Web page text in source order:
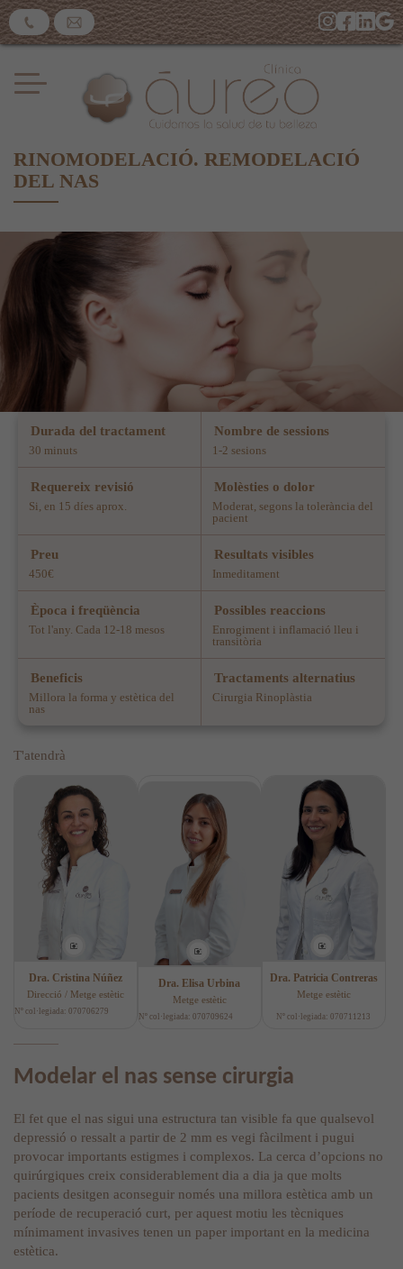
RINOMODELACIÓ. REMODELACIÓ
DEL NAS
Durada del tractament
30 minuts
Nombre de sessions
1-2 sesions
Requereix revisió
Si, en 15 díes aprox.
Molèsties o dolor
Moderat, segons la tolerància del
pacient
Preu
450€
Resultats visibles
Inmeditament
Època i freqüència
Tot l'any. Cada 12-18 mesos
Possibles reaccions
Enrogiment i inflamació lleu i
transitòria
Beneficis
Millora la forma y estètica del
nas
Tractaments alternatius
Cirurgia Rinoplàstia
T'atendrà
Dra. Cristina Núñez
Direcció / Metge estètic
Nº col·legiada: 070706279
Dra. Elisa Urbina
Metge estètic
Nº col·legiada: 070709624
Dra. Patricia Contreras
Metge estètic
Nº col·legiada: 070711213
Modelar el nas sense cirurgia
El fet que el nas sigui una estructura tan visible fa que qualsevol
depressió o ressalt a partir de 2 mm es vegi fàcilment i pugui
provocar importants estigmes i complexos. La cerca d’opcions no
quirúrgiques creix considerablement dia a dia ja que molts
pacients desitgen aconseguir només una millora estètica amb un
període de recuperació curt, per aquest motiu les tècniques
mínimament invasives tenen un paper important en la medicina
estètica.